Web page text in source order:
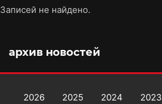
Записей не найдено.
архив новостей
2026 2025 2024 2023